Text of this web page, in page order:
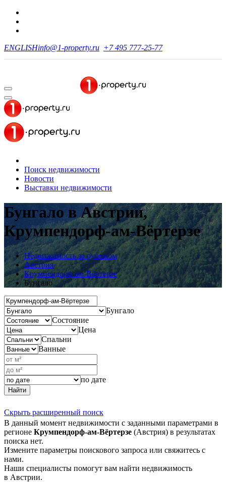
ENGLISHinfo@1-property.ru +7 495 777-25-77
Поиск недвижимости
Новости
Выставки недвижимости
Бунгало в Австрии,
Крумпендорф-ам-Вёртерзе
Недвижимость за рубежом
Австрия
Крумпендорф-ам-Вёртерзе
Бунгало
Бунгало
Состояние
Цена
Спальни
Ванные
по дате
Найти
Скрыть расширенный поиск
В данный момент недвижимости с заданными параметрами в
регионе Крумпендорф-ам-Вёртерзе (Австрия) в результатах
поиска нет.
Измените параметры поискового запроса или свяжитесь с
нами.
Наши специалисты помогут вам найти недвижимость
в Австрии.